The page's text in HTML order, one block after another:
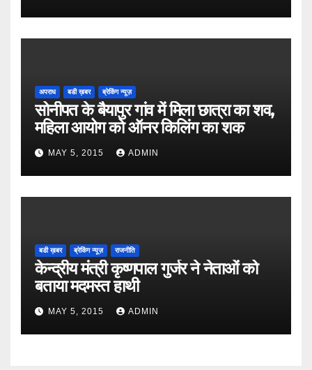
अपराध बडी ख़बर ब्रेकिंग न्यूज़
सोनीपत के बैयापुर गांव में मिला छात्रा का शव,
महिला आयोग को ऑनर किलिंग का शक
MAY 5, 2015 ADMIN
बडी ख़बर ब्रेकिंग न्यूज़ राजनीति
केन्द्रीय मंत्री कृष्णपाल गुर्जर ने नेताओं को
बताया मदमस्त हाथी
MAY 5, 2015 ADMIN